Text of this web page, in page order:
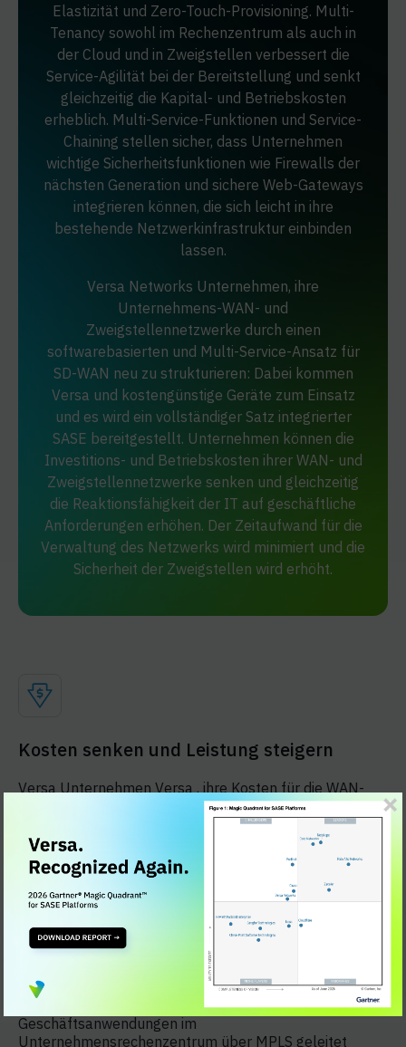
Elastizität und Zero-Touch-Provisioning. Multi-
Tenancy sowohl im Rechenzentrum als auch in
der Cloud und in Zweigstellen verbessert die
Service-Agilität bei der Bereitstellung und senkt
gleichzeitig die Kapital- und Betriebskosten
erheblich. Multi-Service-Funktionen und Service-
Chaining stellen sicher, dass Unternehmen
wichtige Sicherheitsfunktionen wie Firewalls der
nächsten Generation und sichere Web-Gateways
integrieren können, die sich leicht in ihre
bestehende Netzwerkinfrastruktur einbinden
lassen.
Versa Networks Unternehmen, ihre
Unternehmens-WAN- und
Zweigstellennetzwerke durch einen
softwarebasierten und Multi-Service-Ansatz für
SD-WAN neu zu strukturieren: Dabei kommen
Versa und kostengünstige Geräte zum Einsatz
und es wird ein vollständiger Satz integrierter
SASE bereitgestellt. Unternehmen können die
Investitions- und Betriebskosten ihrer WAN- und
Zweigstellennetzwerke senken und gleichzeitig
die Reaktionsfähigkeit der IT auf geschäftliche
Anforderungen erhöhen. Der Zeitaufwand für die
Verwaltung des Netzwerks wird minimiert und die
Sicherheit der Zweigstellen wird erhöht.
Kosten senken und Leistung steigern
Versa Unternehmen Versa , ihre Kosten für die WAN-
Konnektivität erheblich zu senken, indem es Internet,
LTE und Breitband nahtlos mit MPLS integriert. Diese
Optionen bieten oft eine höhere Bandbreite als MPLS
und senken die Gesamtkosten deutlich. Durch
anwendungsorientiertes Routing und die Fähigkeit,
Tausende spezifischer Anwendungen zu identifizieren,
ordnet Versa Secure SD-WAN verschiedene
Anwendungen im NetzwerkSecure SD-WAN zu,
basierend auf Ihren individuellen Geschäftsrichtlinien
und anwendungsspezifischen SLAs.
So kann beispielsweise der Datenverkehr zu Oracle-
Geschäftsanwendungen im
Unternehmensrechenzentrum über MPLS geleitet